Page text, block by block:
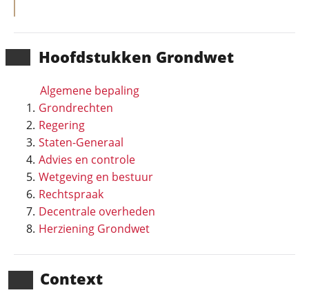
Hoofd­stukken Grondwet
Algemene bepaling
Grondrechten
Regering
Staten-Generaal
Advies en controle
Wetgeving en bestuur
Rechtspraak
Decentrale overheden
Herziening Grondwet
Context